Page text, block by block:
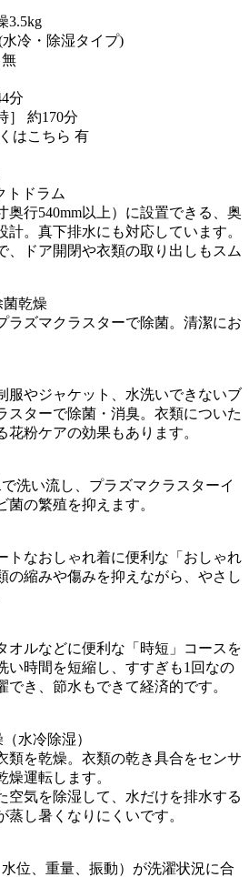
3.5kg
冷・除湿タイプ)
分
］ 約170分
はこちら 有
トドラム
奥行540mm以上）に設置できる、奥
。真下排水にも対応しています。
、ドア開閉や衣類の取り出しもスム
乾燥
ラズマクラスターで除菌。清潔にお
服やジャケット、水洗いできないブ
スターで除菌・消臭。衣類についた
粉ケアの効果もあります。
洗い流し、プラズマクラスターイ
の繁殖を抑えます。
トなおしゃれ着に便利な「おしゃれ
の縮みや傷みを抑えながら、やさし
オルなどに便利な「時短」コースを
い時間を短縮し、すすぎも1回なの
でき、節水もできて経済的です。
水冷除湿）
類を乾燥。衣類の乾き具合をセンサ
燥運転します。
空気を除湿して、水だけを排水する
し暑くなりにくいです。
位、重量、振動）が洗濯状況に合